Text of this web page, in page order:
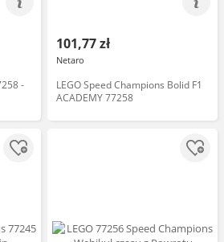
-
101,77 zł
Netaro
LEGO Speed Champions Bolid F1
ACADEMY 77258